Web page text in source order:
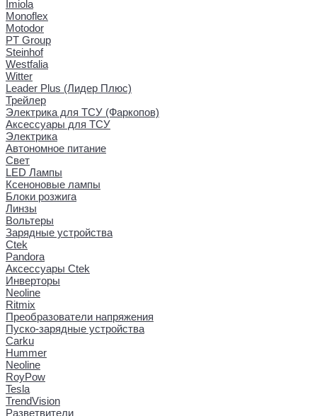
Imiola
Monoflex
Motodor
PT Group
Steinhof
Westfalia
Witter
Leader Plus (Лидер Плюс)
Трейлер
Электрика для ТСУ (Фаркопов)
Аксессуары для ТСУ
Электрика
Автономное питание
Свет
LED Лампы
Ксеноновые лампы
Блоки розжига
Линзы
Вольтеры
Зарядные устройства
Ctek
Pandora
Аксессуары Ctek
Инверторы
Neoline
Ritmix
Преобразователи напряжения
Пуско-зарядные устройства
Carku
Hummer
Neoline
RoyPow
Tesla
TrendVision
Разветвители